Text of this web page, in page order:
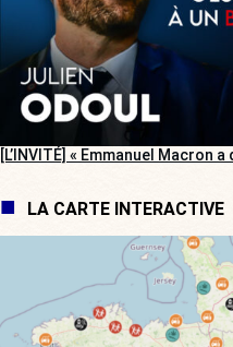
[L’INVITÉ] « Emmanuel Macron
LA CARTE INTERACTIVE